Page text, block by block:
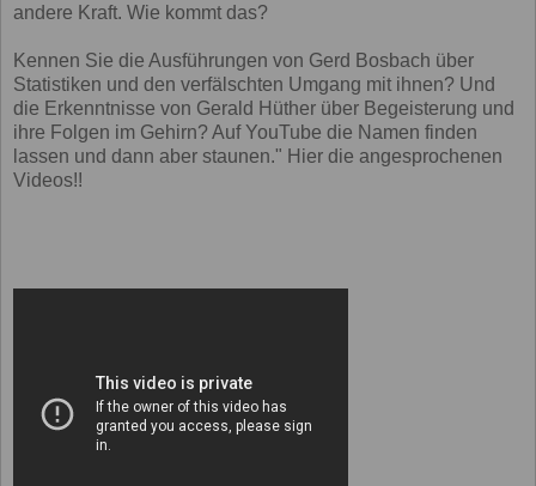
andere Kraft. Wie kommt das?
Kennen Sie die Ausführungen von Gerd Bosbach über
Statistiken und den verfälschten Umgang mit ihnen? Und
die Erkenntnisse von Gerald Hüther über Begeisterung und
ihre Folgen im Gehirn? Auf YouTube die Namen finden
lassen und dann aber staunen." Hier die angesprochenen
Videos!!